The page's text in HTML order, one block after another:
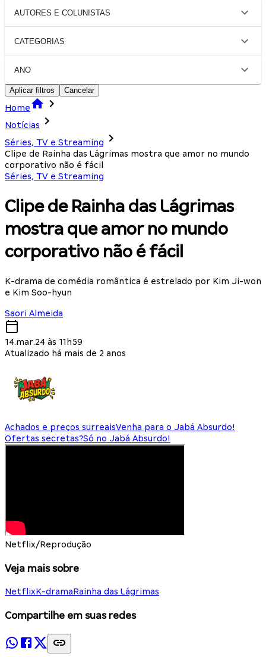
AUTORES E COLUNISTAS
CATEGORIAS
ANO
Aplicar filtros Cancelar
Home
Notícias
Séries, TV e Streaming
Clipe de Rainha das Lágrimas mostra que amor no mundo
corporativo não é fácil
Séries, TV e Streaming
Clipe de Rainha das Lágrimas
mostra que amor no mundo
corporativo não é fácil
K-drama de comédia romântica é estrelado por Kim Ji-won
e Kim Soo-hyun
Saori Almeida
14.mar.24 às 11h59
Atualizado há mais de 2 anos
Achados e preços surreaisVenha para o Jabá Absurdo!
Ofertas secretas?Só no Jabá Absurdo!
Netflix/Reprodução
Veja mais sobre
NetflixK-dramaRainha das Lágrimas
Compartilhe em suas redes